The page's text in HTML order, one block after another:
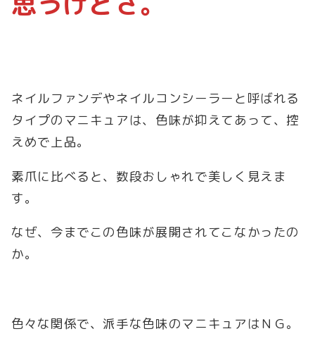
ネイルファンデやネイルコンシーラーと呼ばれる
タイプのマニキュアは、色味が抑えてあって、控
えめで上品。
素爪に比べると、数段おしゃれで美しく見えま
す。
なぜ、今までこの色味が展開されてこなかったの
か。
色々な関係で、派手な色味のマニキュアはＮＧ。